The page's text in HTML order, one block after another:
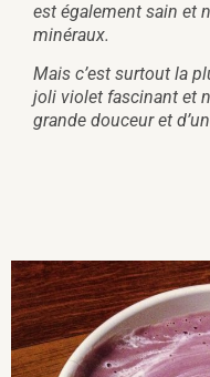
est également sain et
minéraux.
Mais c’est surtout la
joli violet fascinant et
grande douceur et